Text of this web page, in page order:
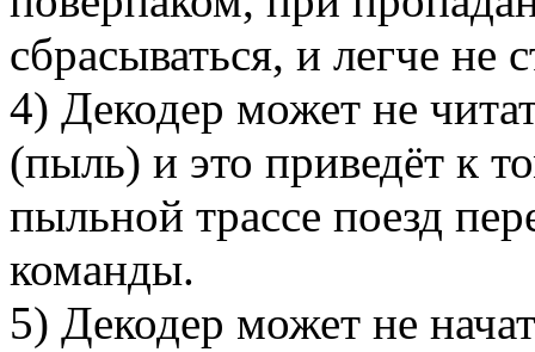
сбрасываться, и легче не
4) Декодер может не
(пыль) и это приведёт к
пыльной трассе поезд
команды.
5) Декодер может не